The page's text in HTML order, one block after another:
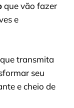
que vão fazer
e
transmita
seu
e cheio de